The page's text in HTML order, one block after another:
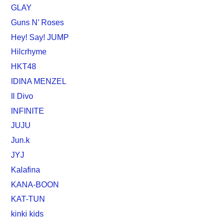
GLAY
Guns N’ Roses
Hey! Say! JUMP
Hilcrhyme
HKT48
IDINA MENZEL
Il Divo
INFINITE
JUJU
Jun.k
JYJ
Kalafina
KANA-BOON
KAT-TUN
kinki kids